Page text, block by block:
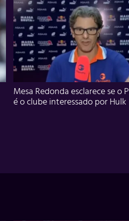
Mesa Redonda esclarece se o
é o clube interessado por Hulk